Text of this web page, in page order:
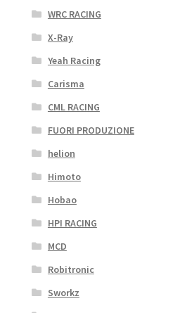
WRC RACING
X-Ray
Yeah Racing
Carisma
CML RACING
FUORI PRODUZIONE
helion
Himoto
Hobao
HPI RACING
MCD
Robitronic
Sworkz